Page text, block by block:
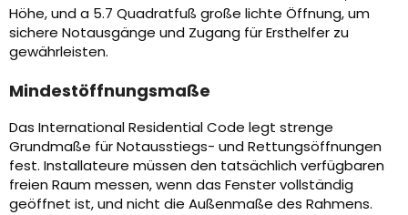
Höhe, und a 5.7 Quadratfuß große lichte Öffnung, um
sichere Notausgänge und Zugang für Ersthelfer zu
gewährleisten.
Mindestöffnungsmaße
Das International Residential Code legt strenge
Grundmaße für Notausstiegs- und Rettungsöffnungen
fest. Installateure müssen den tatsächlich verfügbaren
freien Raum messen, wenn das Fenster vollständig
geöffnet ist, und nicht die Außenmaße des Rahmens.